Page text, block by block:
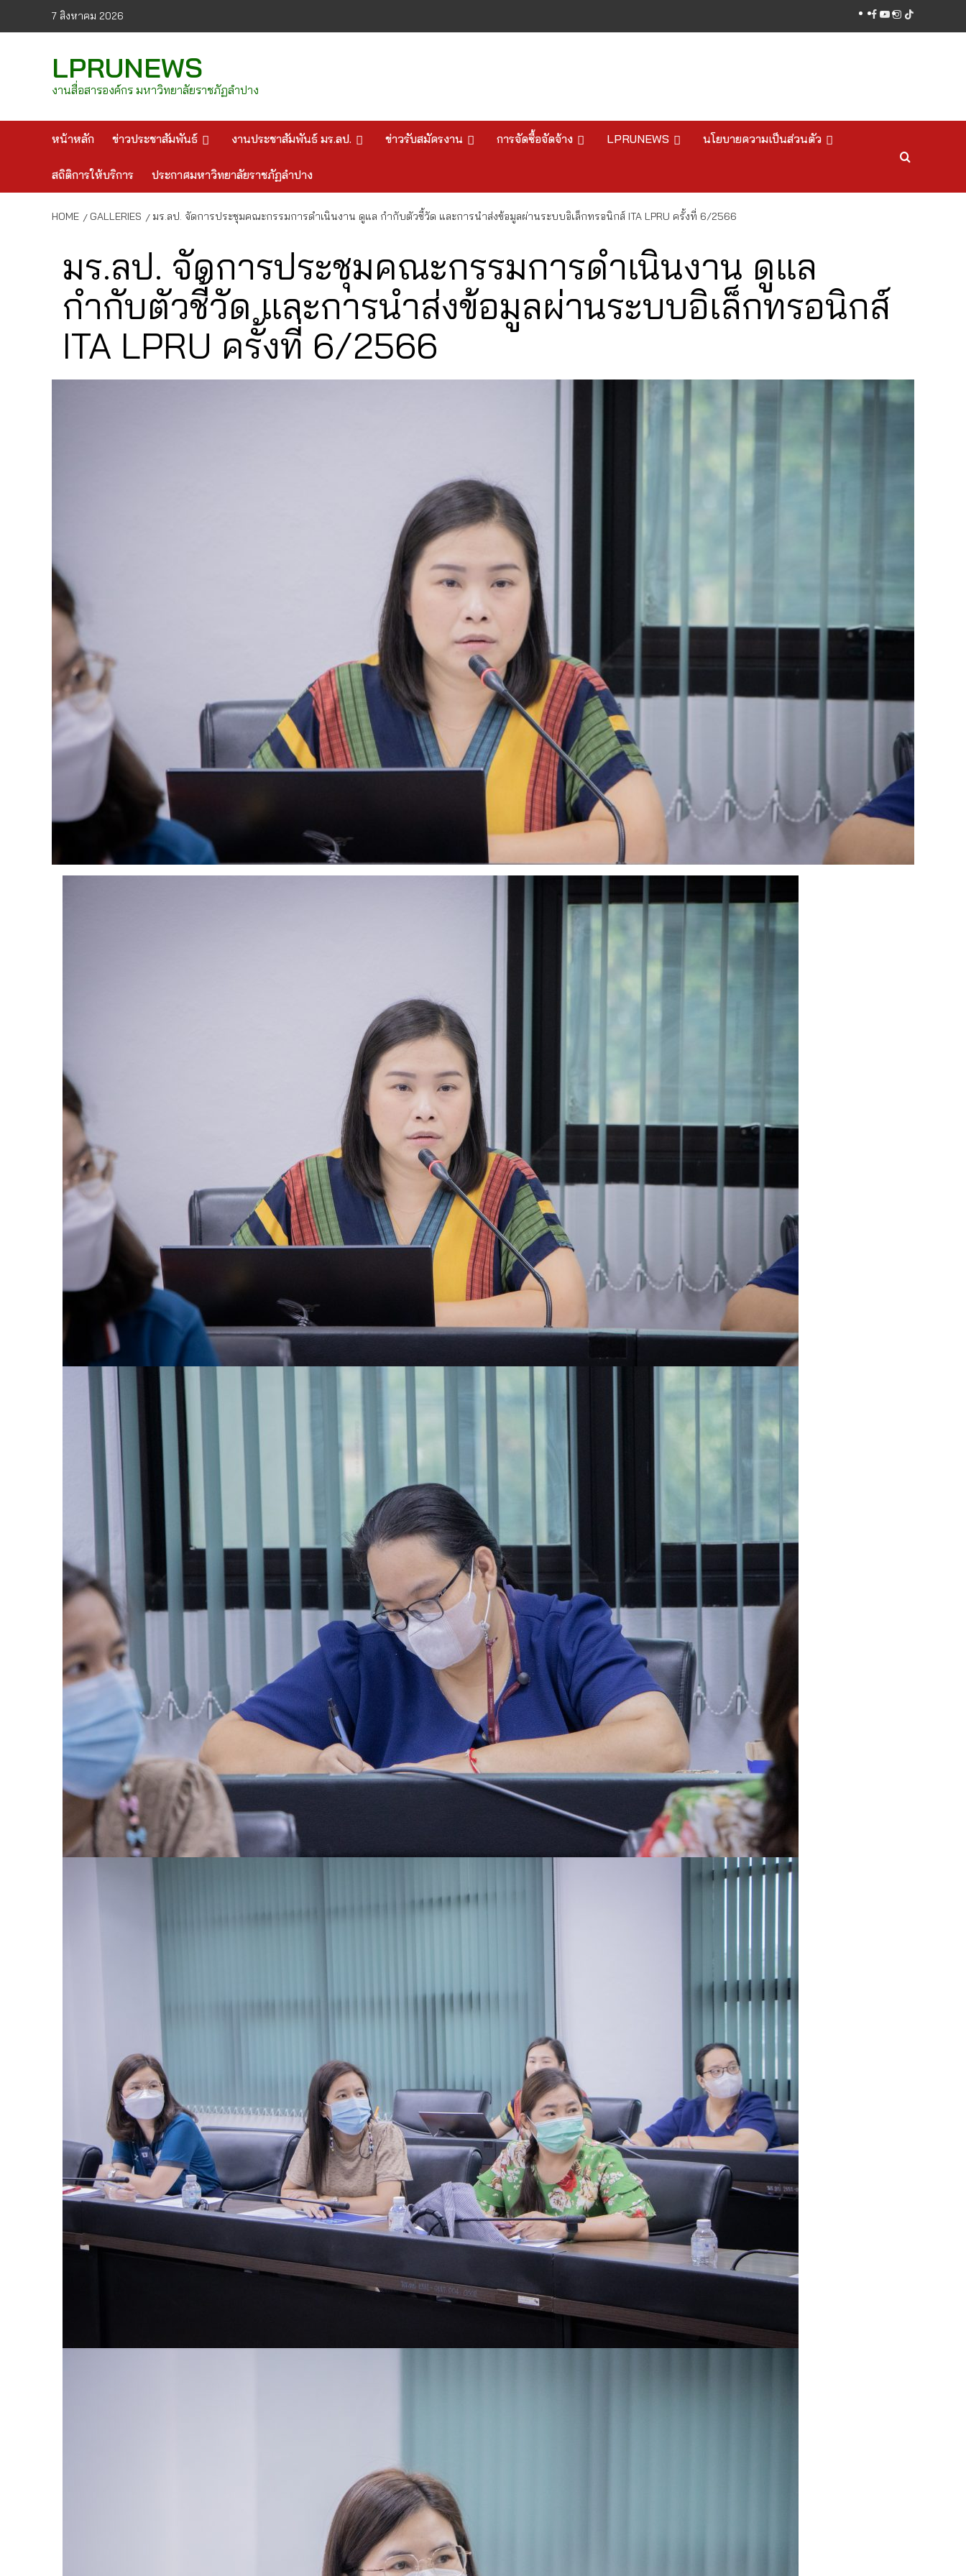
7 สิงหาคม 2026 facebook
youtube
instagram
tiktok
LPRUNEWS
งานสื่อสารองค์กร มหาวิทยาลัยราชภัฏลำปาง
หน้าหลัก ข่าวประชาสัมพันธ์ งานประชาสัมพันธ์ มร.ลป. ข่าวรับสมัครงาน การจัดซื้อจัดจ้าง LPRUNEWS นโยบายความเป็นส่วนตัว
สถิติการให้บริการ ประกาศมหาวิทยาลัยราชภัฏลำปาง
HOME GALLERIES มร.ลป. จัดการประชุมคณะกรรมการดำเนินงาน ดูแล กำกับตัวชี้วัด และการนำส่งข้อมูลผ่านระบบอิเล็กทรอนิกส์ ITA LPRU ครั้งที่ 6/2566
มร.ลป. จัดการประชุมคณะกรรมการดำเนินงาน ดูแล
กำกับตัวชี้วัด และการนำส่งข้อมูลผ่านระบบอิเล็กทรอนิกส์
ITA LPRU ครั้งที่ 6/2566